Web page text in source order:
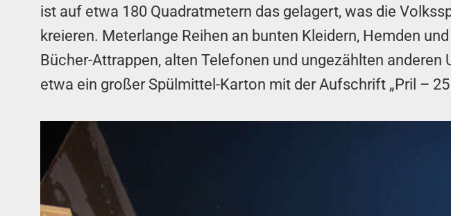
ist auf etwa 180 Quadratmetern das gelagert, was die
kreieren. Meterlange Reihen an bunten Kleidern, Hemden
Bücher-Attrappen, alten Telefonen und ungezählten
etwa ein großer Spülmittel-Karton mit der Aufschrift „Pril –